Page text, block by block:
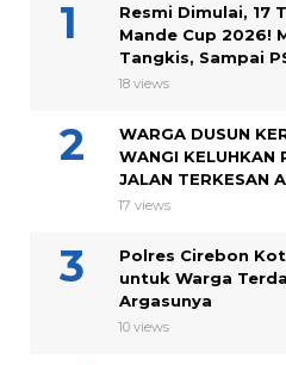
Resmi Dimulai, 17
Mande Cup 2026!
Tangkis, Sampai
18 views
WARGA DUSUN
WANGI KELUHKAN
JALAN TERKESAN
17 views
Polres Cirebon
untuk Warga
Argasunya
10 views